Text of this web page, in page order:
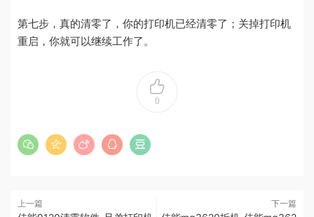
第七步，真的清零了，你的打印机已经清零了；关掉打印机
重启，你就可以继续工作了。
0
上一篇 下一篇